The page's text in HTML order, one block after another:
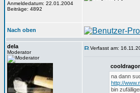
Anmeldedatum: 22.01.2004
Beiträge: 4892
Nach oben
dela
Moderator
Verfasst am:
na dann
http://
bin